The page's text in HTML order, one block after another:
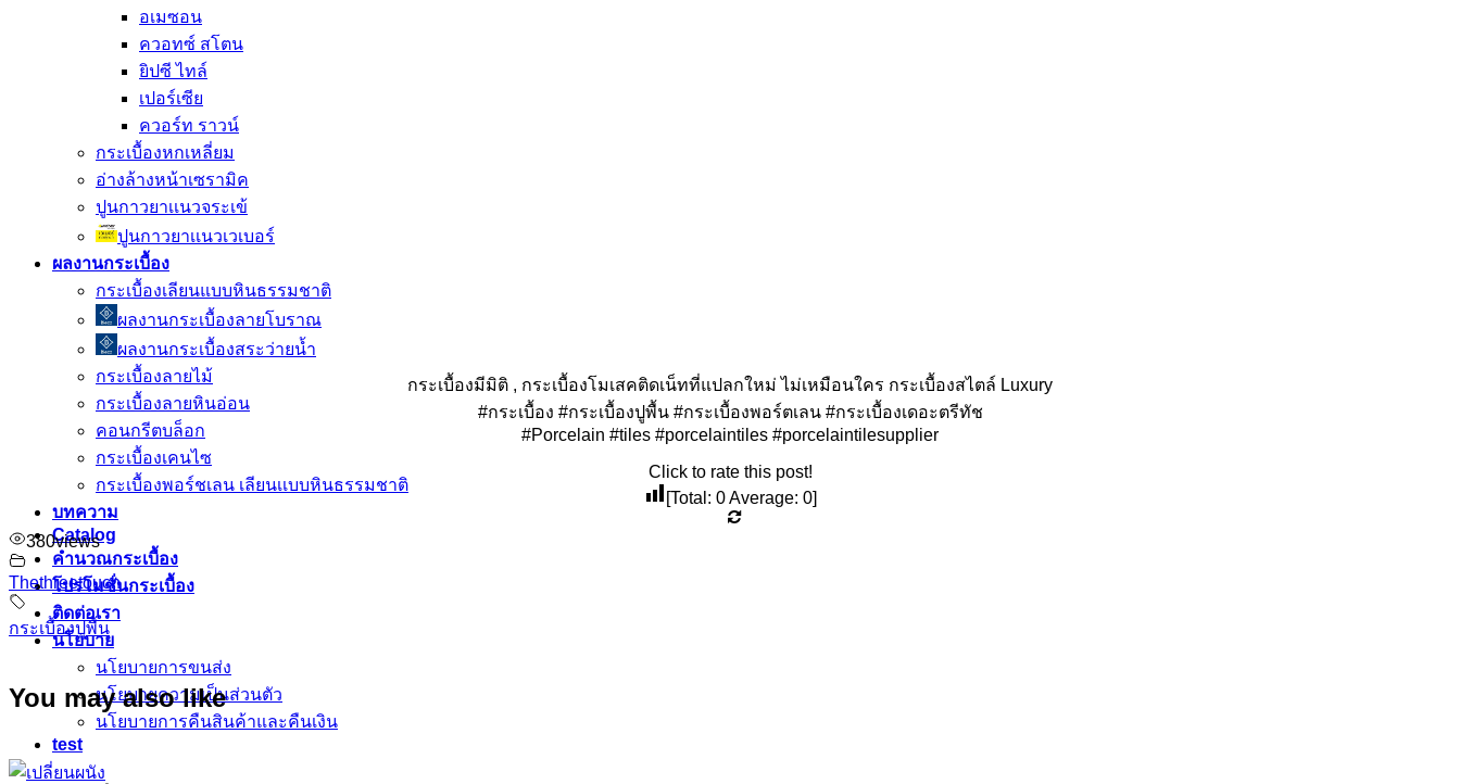
อเมซอน
ควอทซ์ สโตน
ยิปซี ไทล์
เปอร์เซีย
ควอร์ท ราวน์
กระเบื้องหกเหลี่ยม
อ่างล้างหน้าเซรามิค
ปูนกาวยาเเนวจระเข้
ปูนกาวยาเเนวเวเบอร์
ผลงานกระเบื้อง
กระเบื้องเลียนแบบหินธรรมชาติ
ผลงานกระเบื้องลายโบราณ
ผลงานกระเบื้องสระว่ายนํ้า
กระเบื้องลายไม้
กระเบื้องลายหินอ่อน
คอนกรีตบล็อก
กระเบื้องเคนไซ
กระเบื้องพอร์ชเลน เลียนเเบบหินธรรมชาติ
บทความ
Catalog
คำนวณกระเบื้อง
โปรโมชั่นกระเบื้อง
ติดต่อเรา
นโยบาย
นโยบายการขนส่ง
นโยบายความเป็นส่วนตัว
นโยบายการคืนสินค้าและคืนเงิน
test
กระเบื้องมีมิติ , กระเบื้องโมเสคติดเน็ทที่แปลกใหม่ ไม่เหมือนใคร กระเบื้องสไตล์ Luxury
#กระเบื้อง #กระเบื้องปูพื้น #กระเบื้องพอร์ตเลน #กระเบื้องเดอะตรีทัช
#Porcelain #tiles #porcelaintiles #porcelaintilesupplier
Click to rate this post!
[Total: 0Average: 0]
380views
Thethreetouch
กระเบื้องปูพื้น
You may also like